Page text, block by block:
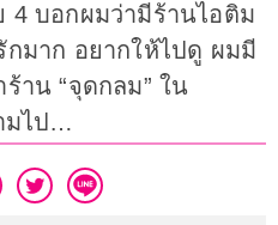
4 บอกผมว่ามีร้านไอติม
มาก อยากให้ไปดู ผมมี
าน “จุดกลม” ใน
มไป…